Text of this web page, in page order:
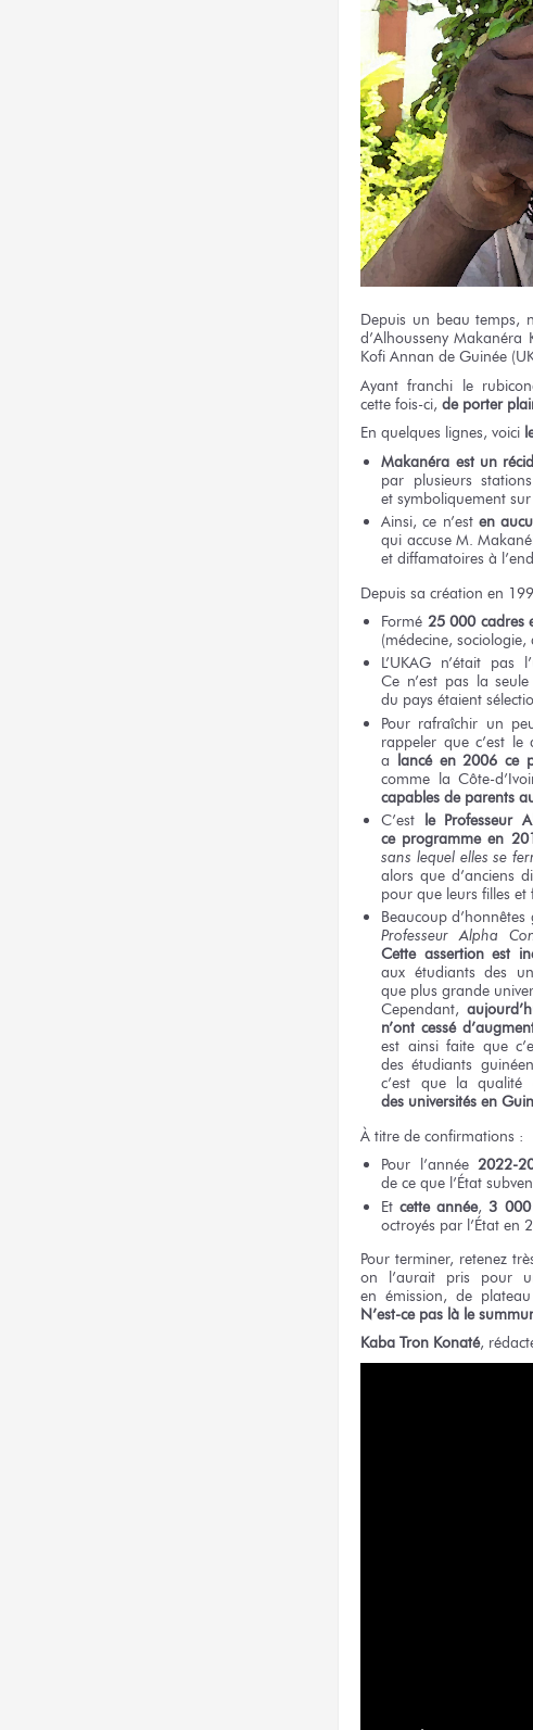
Depuis un beau temps,
d’Alhousseny Makanéra
Kofi Annan de Guinée
Ayant franchi le
cette fois-ci, de porter
En quelques lignes, voici
Makanéra est un
par plusieurs stations
et symboliquement
Ainsi,ce n’est en
qui accuse M.
et diffamatoires à
Depuis sa création en
Formé 25 000 cadres
(médecine,
L’UKAG n’était pas
Ce n’est pas
la seule
du pays étaient
Pour rafraîchir un
rappeler que c’est le
a lancé en 2006 ce
comme la Côte-
capablesde parents
C’est le Professeur
ce programme en
sans lequel elles se
alors que d’anciens
pour que leurs filles et
Beaucoupd’honnêtes
ProfesseurAlpha
Cette assertion est
aux étudiants des
que plus grande
Cependant,
n’ont cessé
est ainsi faite que
des étudiants
c’est que
la qualité
des universités en
À titre de confirmations :
Pour l’année2022-
de ce que l’État
Etcette année, 3 000
octroyés par l’État en
Pour terminer, retenez
on l’auraitpris pour
en émission, de plateau
N’est-ce pas là le
Kaba Tron Konaté,